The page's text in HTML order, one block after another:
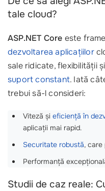
tale cloud?
ASP.NET Core este
dezvoltarea aplicațiilor
sale ridicate, flexibilității
suport constant. Iată
trebui să-l consideri:
Viteză și eficiență în
aplicații mai rapid.
Securitate robustă, care
Performanță
Studii de caz reale: